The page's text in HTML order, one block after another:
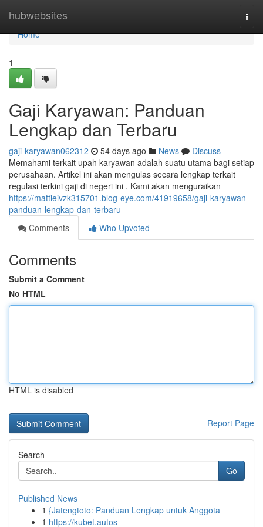
hubwebsites
Home
Home
1
Gaji Karyawan: Panduan
Lengkap dan Terbaru
gaji-karyawan062312 54 days ago News
Discuss
Memahami terkait upah karyawan adalah suatu utama bagi setiap
perusahaan. Artikel ini akan mengulas secara lengkap terkait
regulasi terkini gaji di negeri ini . Kami akan menguraikan
https://mattieivzk315701.blog-eye.com/41919658/gaji-karyawan-
panduan-lengkap-dan-terbaru
Comments
Who Upvoted
Comments
Submit a Comment
No HTML
HTML is disabled
Report Page
Search
Go
Published News
1 {Jatengtoto: Panduan Lengkap untuk Anggota
1 https://kubet.autos